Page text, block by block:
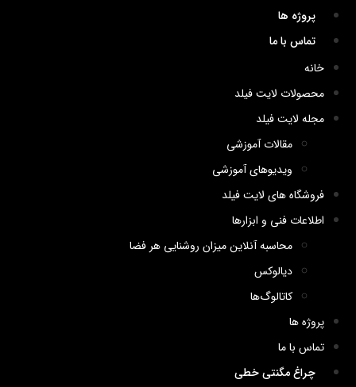
پروژه ها
تماس با ما
خانه
محصولات لایت فیلد
مجله لایت فیلد
مقالات آموزشی
ویدیوهای آموزشی
فروشگاه های لایت فیلد
اطلاعات فنی و ابزارها
محاسبه آنلاین میزان روشنایی هر فضا
دیالوکس
کاتالوگ‌ها
پروژه ها
تماس با ما
چراغ مگنتی خطی